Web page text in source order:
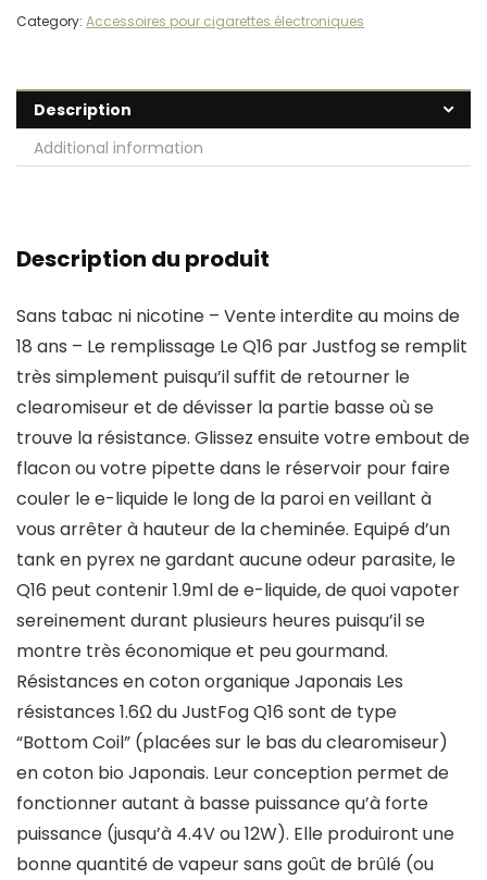
Category: Accessoires pour cigarettes électroniques
Description
Additional information
Description du produit
Sans tabac ni nicotine – Vente interdite au moins de
18 ans – Le remplissage Le Q16 par Justfog se remplit
très simplement puisqu’il suffit de retourner le
clearomiseur et de dévisser la partie basse où se
trouve la résistance. Glissez ensuite votre embout de
flacon ou votre pipette dans le réservoir pour faire
couler le e-liquide le long de la paroi en veillant à
vous arrêter à hauteur de la cheminée. Equipé d’un
tank en pyrex ne gardant aucune odeur parasite, le
Q16 peut contenir 1.9ml de e-liquide, de quoi vapoter
sereinement durant plusieurs heures puisqu’il se
montre très économique et peu gourmand.
Résistances en coton organique Japonais Les
résistances 1.6Ω du JustFog Q16 sont de type
“Bottom Coil” (placées sur le bas du clearomiseur)
en coton bio Japonais. Leur conception permet de
fonctionner autant à basse puissance qu’à forte
puissance (jusqu’à 4.4V ou 12W). Elle produiront une
bonne quantité de vapeur sans goût de brûlé (ou